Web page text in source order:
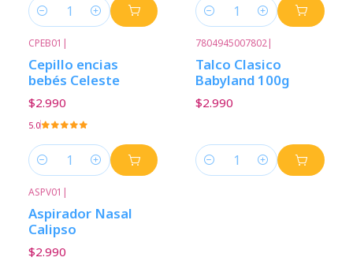
Cantidad Cantidad
CPEB01 |
Cepillo encias
bebés Celeste
$2.990
5.0
Cantidad
7804945007802|
Talco Clasico
Babyland 100g
$2.990
Cantidad
ASPV01 |
Aspirador Nasal
Calipso
$2.990